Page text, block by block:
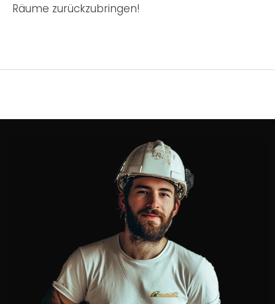
Räume zurückzubringen!